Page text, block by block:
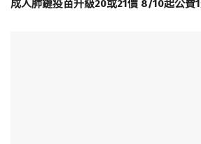
成人肺鏈疫苗升級20或21價 8/10起公費